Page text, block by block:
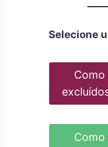
Selecione
Como
Como